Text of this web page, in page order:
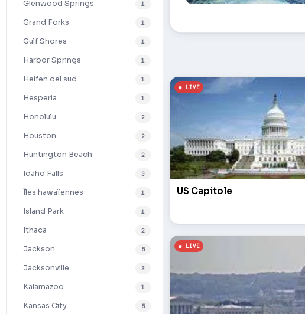
Glenwood Springs 1
Grand Forks 1
Gulf Shores 1
Harbor Springs 1
Heifen del sud 1
Hesperia 1
Honolulu 2
Houston 2
Huntington Beach 2
Idaho Falls 3
Îles hawaïennes 1
Island Park 1
Ithaca 2
Jackson 5
Jacksonville 3
Kalamazoo 1
Kansas City 5
US Capitole